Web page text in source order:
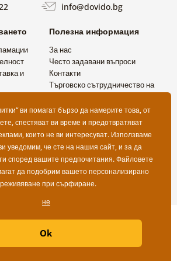
info@dovido.bg
и
Полезна информация
За нас
Често задавани въпроси
Контакти
Търговско сътрудничество на
©2019 © Dovido.bg.
| Онлайн магазинът е създаден от
ви помагат бързо да намерите това, от
спестяват ви време и предотвратяват
които не ви интересуват. Използваме
уведомим, че сте на нашия сайт, и за да
според вашите предпочитания. Файловете
да подобрим вашето персонализирано
при сърфиране.
не
Ok